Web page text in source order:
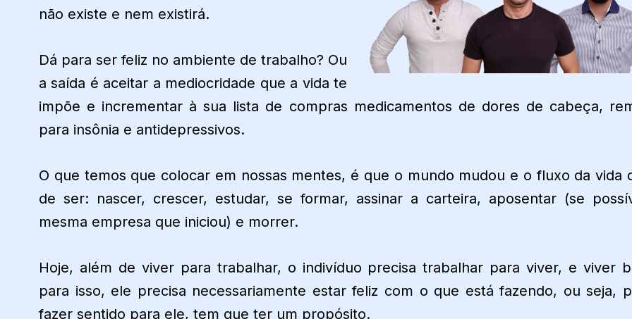
não existe e nem existirá.
Dá para ser feliz no ambiente de trabalho? Ou
a saída é aceitar a mediocridade que a vida te
impõe e incrementar à sua lista de compras medicamentos de dores de cabeça,
para insônia e antidepressivos.
O que temos que colocar em nossas mentes, é que o mundo mudou e o fluxo da vida
de ser: nascer, crescer, estudar, se formar, assinar a carteira, aposentar (se
mesma empresa que iniciou) e morrer.
Hoje, além de viver para trabalhar, o indivíduo precisa trabalhar para viver, e viver
para isso, ele precisa necessariamente estar feliz com o que está fazendo, ou seja,
fazer sentido para ele, tem que ter um propósito.